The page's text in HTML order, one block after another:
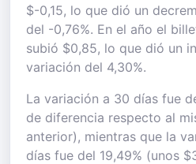
$-0,15, lo que dió un
del -0,76%. En el año el
subió $0,85, lo que dió un
variación del 4,30%.
La variación a 30 días fue
de diferencia respecto al
anterior), mientras que la
días fue del 19,49% (unos